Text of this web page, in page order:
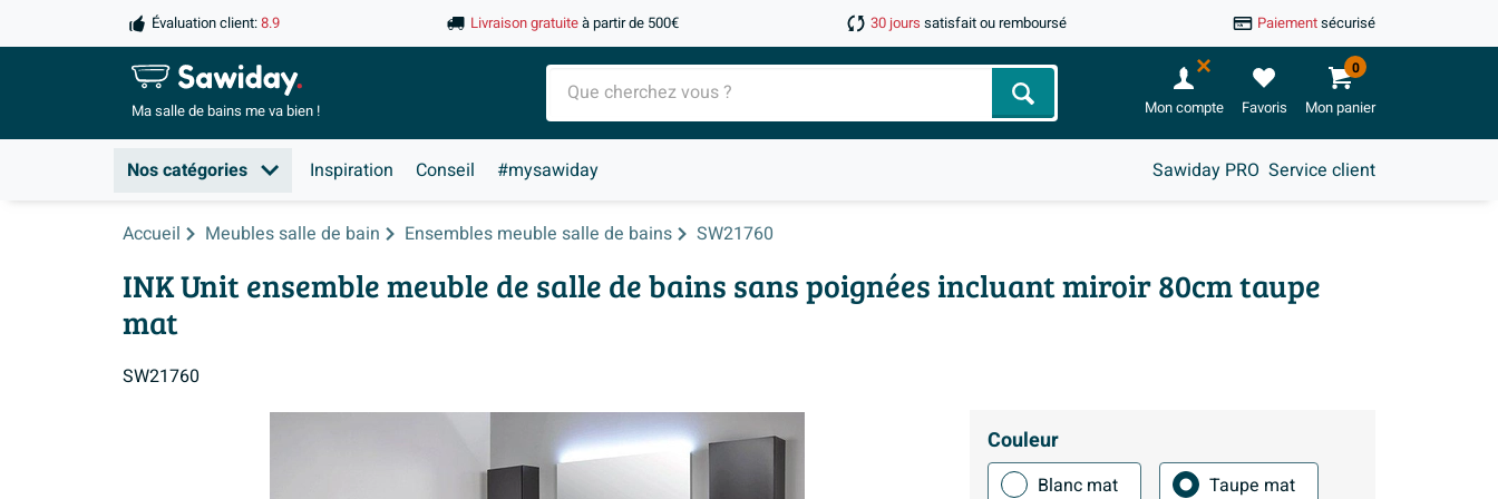
Évaluation client:8.9 Livraison gratuiteà partir de 500€ 30 jours satisfait ou remboursé Paiementsécurisé
Ma salle debains me va bien ! Chercher Mon compte Favoris Mon panier
0
Nos catégories Inspiration Conseil #mysawiday Sawiday PRO Service client
Accueil Meubles salle de bain Ensembles meuble salle de bains SW21760
INK Unit ensemble meuble de salle de bains sans poignées incluant miroir 80cm taupe
mat
SW21760
Couleur
Blanc mat Taupe mat